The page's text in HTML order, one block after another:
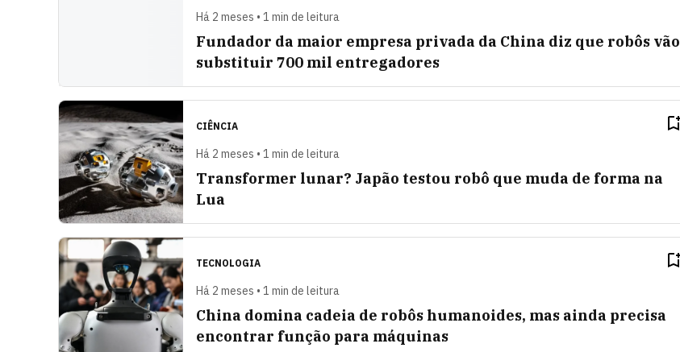
Há 2 meses • 1 min de leitura
Fundador da maior empresa privada da China diz que robôs vão
substituir 700 mil entregadores
CIÊNCIA
Há 2 meses • 1 min de leitura
Transformer lunar? Japão testou robô que muda de forma na
Lua
TECNOLOGIA
Há 2 meses • 1 min de leitura
China domina cadeia de robôs humanoides, mas ainda precisa
encontrar função para máquinas